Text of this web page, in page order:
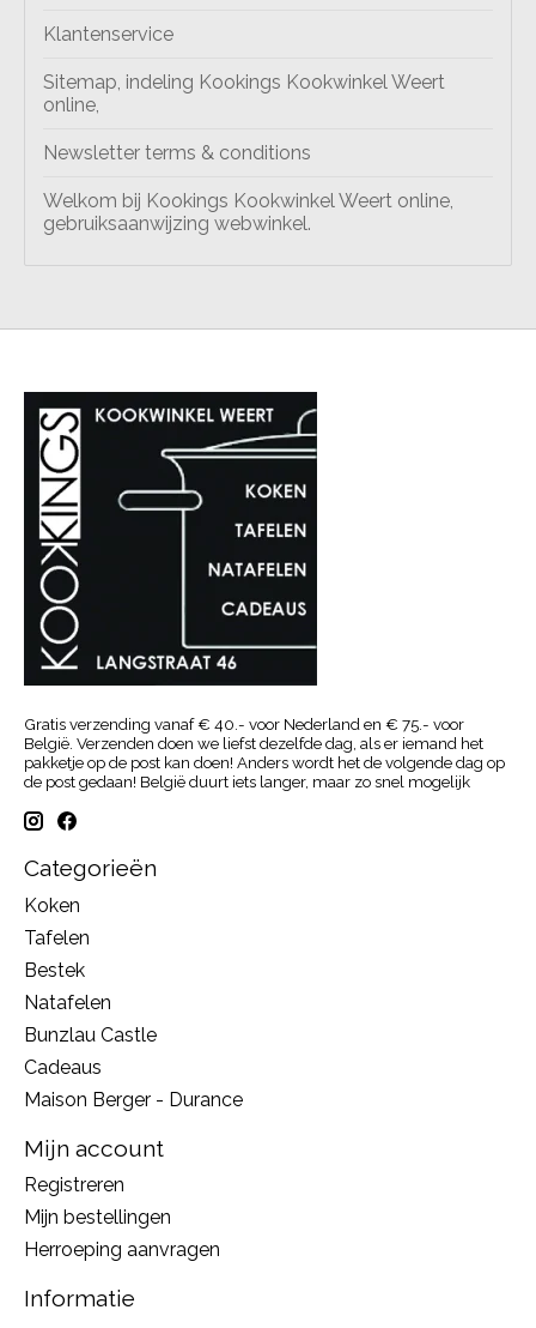
Klantenservice
Sitemap, indeling Kookings Kookwinkel Weert
online,
Newsletter terms & conditions
Welkom bij Kookings Kookwinkel Weert online,
gebruiksaanwijzing webwinkel.
Gratis verzending vanaf € 40.- voor Nederland en € 75.- voor
België. Verzenden doen we liefst dezelfde dag, als er iemand het
pakketje op de post kan doen! Anders wordt het de volgende dag op
de post gedaan! België duurt iets langer, maar zo snel mogelijk
Categorieën
Koken
Tafelen
Bestek
Natafelen
Bunzlau Castle
Cadeaus
Maison Berger - Durance
Mijn account
Registreren
Mijn bestellingen
Herroeping aanvragen
Informatie